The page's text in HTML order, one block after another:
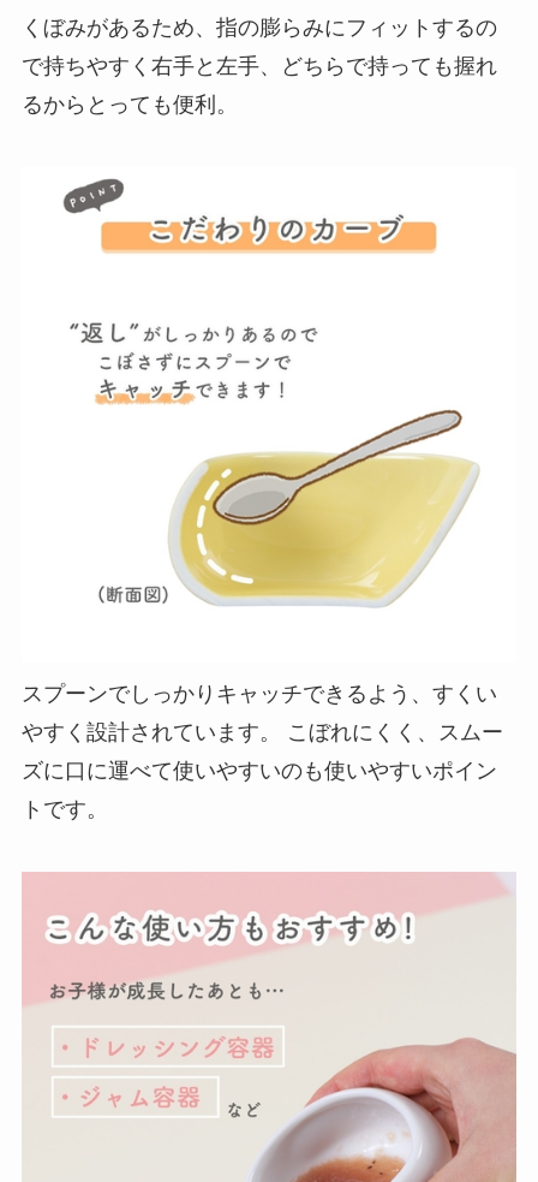
くぼみがあるため、指の膨らみにフィットするの
で持ちやすく右手と左手、どちらで持っても握れ
るからとっても便利。
スプーンでしっかりキャッチできるよう、すくい
やすく設計されています。 こぼれにくく、スムー
ズに口に運べて使いやすいのも使いやすいポイン
トです。